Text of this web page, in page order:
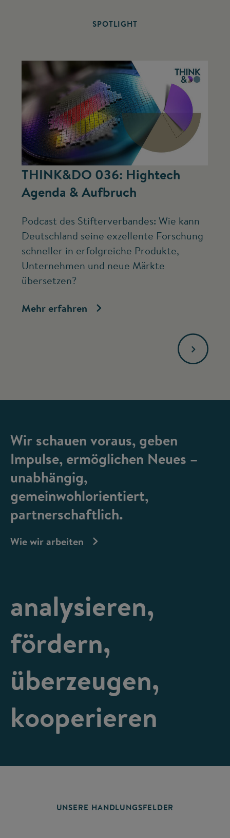
SPOTLIGHT
THINK&DO 036: Hightech
Agenda & Aufbruch
Podcast des Stifterverbandes: Wie kann
Deutschland seine exzellente Forschung
schneller in erfolgreiche Produkte,
Unternehmen und neue Märkte
übersetzen?
Mehr erfahren
Wir schauen voraus, geben
Impulse, ermöglichen Neues –
unabhängig,
gemeinwohlorientiert,
partnerschaftlich.
Wie wir arbeiten
analysieren,
fördern,
überzeugen,
kooperieren
UNSERE HANDLUNGSFELDER